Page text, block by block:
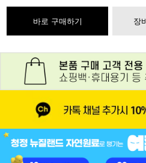
바로 구매하기 장